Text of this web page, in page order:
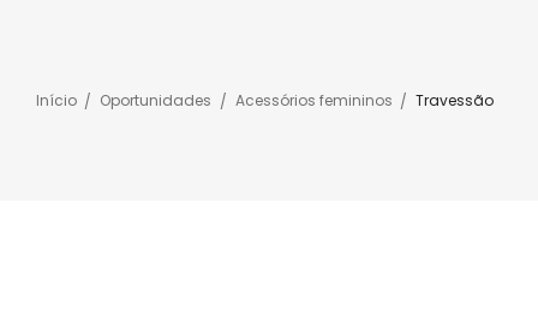
Início Oportunidades Acessórios femininos Travessão